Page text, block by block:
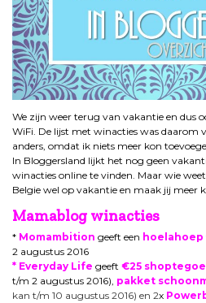
We zijn weer terug van vakantie en dus
WiFi. De lijst met winacties was daarom
anders, omdat ik niets meer kon
In Bloggersland lijkt het nog geen
winacties online te vinden. Maar wie
Belgie wel op vakantie en maak jij meer
Mamablog winacties
* Momambition geeft een hoelahoep
2 augustus 2016
* Everyday Life geeft €25
t/m 2 augustus 2016), pakket
kan t/m 10 augustus 2016) en 2x